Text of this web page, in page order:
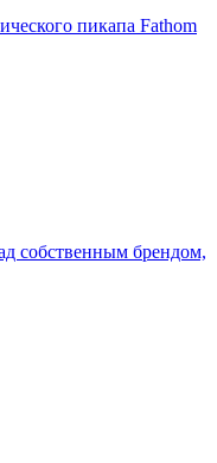
пикапа Fathom
собственным брендом,